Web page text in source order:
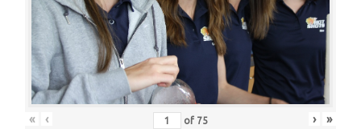
« ‹ of 75 › »